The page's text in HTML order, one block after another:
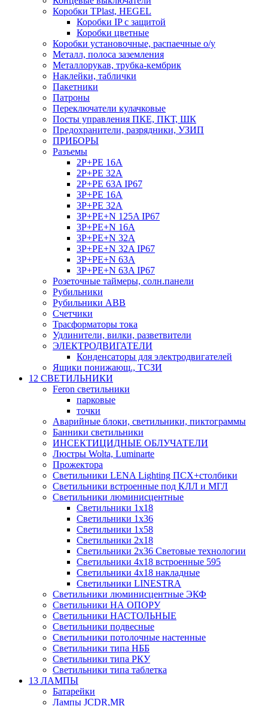
Коробки TPlast, HEGEL
Коробки IP с защитой
Коробки цветные
Коробки установочные, распаечные о/у
Металл, полоса заземления
Металлорукав, трубка-кембрик
Наклейки, таблички
Пакетники
Патроны
Переключатели кулачковые
Посты управления ПКЕ, ПКТ, ШК
Предохранители, разрядники, УЗИП
ПРИБОРЫ
Разъемы
2P+PE 16A
2P+PE 32A
2P+PE 63A IP67
3P+PE 16A
3P+PE 32A
3P+PE+N 125A IP67
3P+PE+N 16A
3P+PE+N 32A
3P+PE+N 32A IP67
3P+PE+N 63A
3P+PE+N 63A IP67
Розеточные таймеры, солн.панели
Рубильники
Рубильники ABB
Счетчики
Трасформаторы тока
Удлинители, вилки, разветвители
ЭЛЕКТРОДВИГАТЕЛИ
Конденсаторы для электродвигателей
Ящики понижающ., ТСЗИ
12 СВЕТИЛЬНИКИ
Feron светильники
парковые
точки
Аварийные блоки, светильники, пиктограммы
Банники светильники
ИНСЕКТИЦИДНЫЕ ОБЛУЧАТЕЛИ
Люстры Wolta, Luminarte
Прожектора
Светильники LENA Lighting ПСХ+столбики
Светильники встроенные под КЛЛ и МГЛ
Светильники люминисцентные
Светильники 1х18
Светильники 1х36
Светильники 1х58
Светильники 2х18
Светильники 2х36 Световые технологии
Светильники 4х18 встроенные 595
Светильники 4х18 накладные
Светильники LINESTRA
Светильники люминисцентные ЭКФ
Светильники НА ОПОРУ
Светильники НАСТОЛЬНЫЕ
Светильники подвесные
Светильники потолочные настенные
Светильники типа НББ
Светильники типа РКУ
Светильники типа таблетка
13 ЛАМПЫ
Батарейки
Лампы JCDR,MR